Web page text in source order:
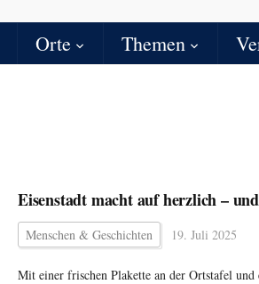
Orte Themen
Eisenstadt macht auf herzlich –
Menschen & Geschichten 19. Juli 2025
Mit einer frischen Plakette an der Ortstafel